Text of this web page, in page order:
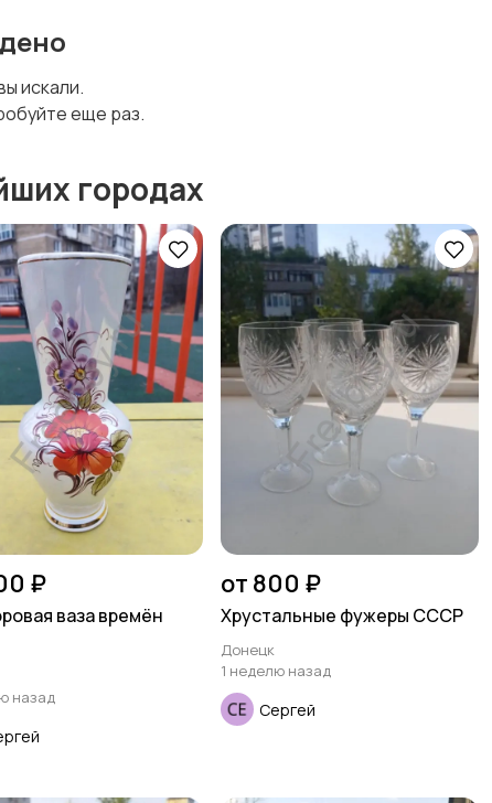
искали.
еще раз.
городах
₽
ваза времён
назад
от 800 ₽
Хрустальные фужеры СССР
Донецк
1 неделю назад
Сергей